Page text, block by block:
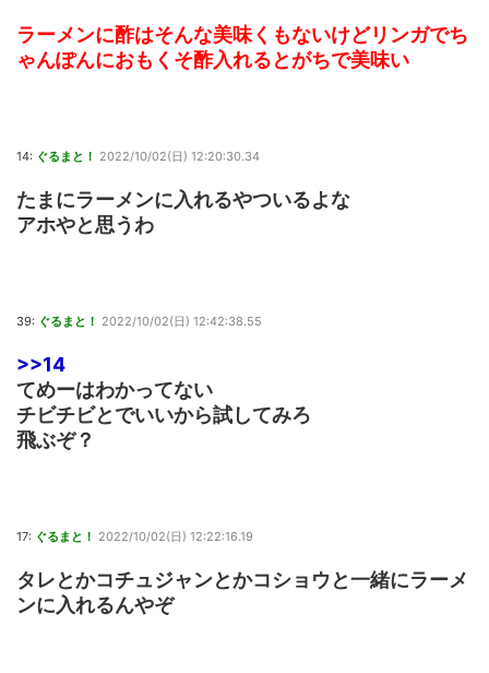
ラーメンに酢はそんな美味くもないけどリンガでち
ゃんぽんにおもくそ酢入れるとがちで美味い
14: ぐるまと！ 2022/10/02(日) 12:20:30.34
たまにラーメンに入れるやついるよな
アホやと思うわ
39: ぐるまと！ 2022/10/02(日) 12:42:38.55
>>14
てめーはわかってない
チビチビとでいいから試してみろ
飛ぶぞ？
17: ぐるまと！ 2022/10/02(日) 12:22:16.19
タレとかコチュジャンとかコショウと一緒にラーメ
ンに入れるんやぞ